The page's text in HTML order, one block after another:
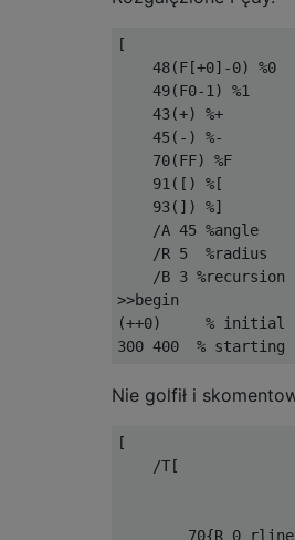
[
    48(F[+0]-0) %0
    49(F0-1) %1
    43(+) %+
    45(-) %-
    70(FF) %F
    91([) %[
    93(]) %]
    /A 45 %angle
    /R 5  %radius
    /B 3 %recursion
>>begin
(++0)     % initial
Nie golfił i
[
/T[
70{R 0